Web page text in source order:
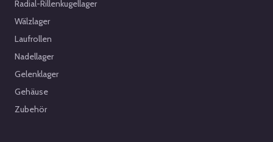
Radial-Rillenkugellager
Wälzlager
Laufrollen
Nadellager
Gelenklager
Gehäuse
Zubehör